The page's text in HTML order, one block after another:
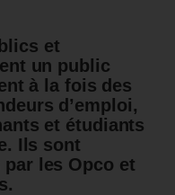
et
un public
à la fois des
d’emploi,
et étudiants
Ils sont
les Opco et